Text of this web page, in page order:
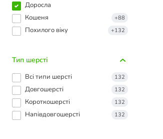
Доросла
Кошеня
+88
Похилого віку +132
Тип шерсті
Всі типи шерсті 132
Довгошерсті 132
Короткошерсті 132
Напівдовгошерсті 132